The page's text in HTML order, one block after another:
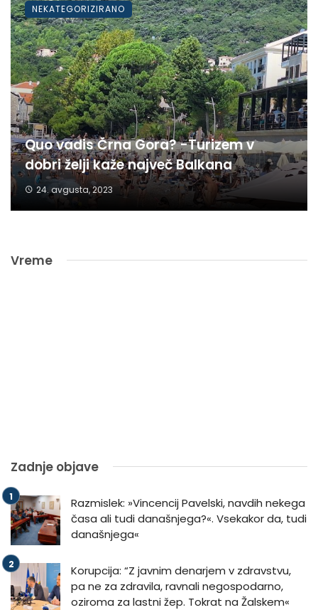
Quo vadis Črna Gora? -Turizem v
dobri želji kaže največ Balkana
24. avgusta, 2023
NEKATEGORIZIRANO
Vreme
Zadnje objave
Razmislek: »Vincencij Pavelski, navdih nekega
časa ali tudi današnjega?«. Vsekakor da, tudi
današnjega«
Korupcija: “Z javnim denarjem v zdravstvu,
pa ne za zdravila, ravnali negospodarno,
oziroma za lastni žep. Tokrat na Žalskem«